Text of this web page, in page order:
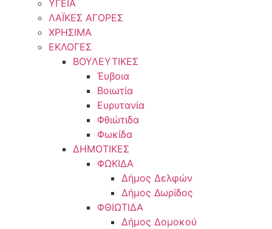
ΥΓΕΙΑ
ΛΑΪΚΕΣ ΑΓΟΡΕΣ
ΧΡΗΣΙΜΑ
ΕΚΛΟΓΕΣ
ΒΟΥΛΕΥΤΙΚΕΣ
Έυβοια
Βοιωτία
Ευρυτανία
Φθιώτιδα
Φωκίδα
ΔΗΜΟΤΙΚΕΣ
ΦΩΚΙΔΑ
Δήμος Δελφών
Δήμος Δωρίδος
ΦΘΙΩΤΙΔΑ
Δήμος Δομοκού